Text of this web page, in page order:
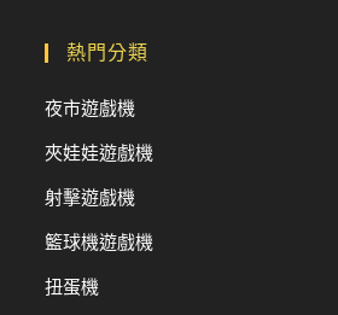
熱門分類
夜市遊戲機
夾娃娃遊戲機
射擊遊戲機
籃球機遊戲機
扭蛋機